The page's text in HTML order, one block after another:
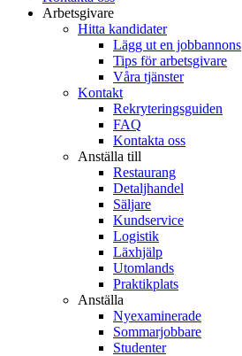
Arbetsgivare
Hitta kandidater
Lägg ut en jobbannons
Tips för arbetsgivare
Våra tjänster
Kontakt
Rekryteringsguiden
FAQ
Kontakta oss
Anställa till
Restaurang
Detaljhandel
Säljare
Kundservice
Logistik
Läxhjälp
Utomlands
Praktikplats
Anställa
Nyexaminerade
Sommarjobbare
Studenter